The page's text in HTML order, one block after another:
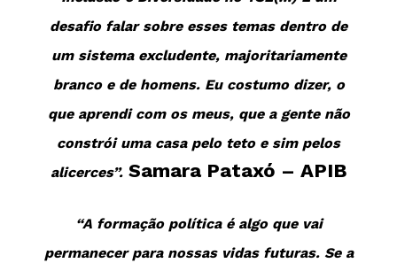
desafio falar sobre esses temas dentro de
um sistema excludente, majoritariamente
branco e de homens. Eu costumo dizer, o
que aprendi com os meus, que a gente não
constrói uma casa pelo teto e sim pelos
alicerces”.Samara Pataxó – APIB
“A formação política é algo que vai
permanecer para nossas vidas futuras. Se a